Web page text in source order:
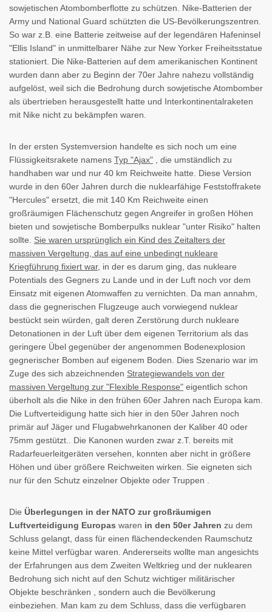
sowjetischen Atombomberflotte zu schützen. Nike-Batterien der
Army und National Guard schützten die US-Bevölkerungszentren.
So war z.B. eine Batterie zeitweise auf der legendären Hafeninsel
"Ellis Island" in unmittelbarer Nähe zur New Yorker Freiheitsstatue
stationiert. Die Nike-Batterien auf dem amerikanischen Kontinent
wurden dann aber zu Beginn der 70er Jahre nahezu vollständig
aufgelöst, weil sich die Bedrohung durch sowjetische Atombomber
als übertrieben herausgestellt hatte und Interkontinentalraketen
mit Nike nicht zu bekämpfen waren.
In der ersten Systemversion handelte es sich noch um eine
Flüssigkeitsrakete namens Typ "Ajax" , die umständlich zu
handhaben war und nur 40 km Reichweite hatte. Diese Version
wurde in den 60er Jahren durch die nuklearfähige Feststoffrakete
"Hercules" ersetzt, die mit 140 Km Reichweite einen
großräumigen Flächenschutz gegen Angreifer in großen Höhen
bieten und sowjetische Bomberpulks nuklear "unter Risiko" halten
sollte. Sie waren ursprünglich ein Kind des Zeitalters der
massiven Vergeltung, das auf eine unbedingt nukleare
Kriegführung fixiert war, in der es darum ging, das nukleare
Potentials des Gegners zu Lande und in der Luft noch vor dem
Einsatz mit eigenen Atomwaffen zu vernichten. Da man annahm,
dass die gegnerischen Flugzeuge auch vorwiegend nuklear
bestückt sein würden, galt deren Zerstörung durch nukleare
Detonationen in der Luft über dem eigenen Territorium als das
geringere Übel gegenüber der angenommen Bodenexplosion
gegnerischer Bomben auf eigenem Boden. Dies Szenario war im
Zuge des sich abzeichnenden Strategiewandels von der
massiven Vergeltung zur "Flexible Response" eigentlich schon
überholt als die Nike in den frühen 60er Jahren nach Europa kam.
Die Luftverteidigung hatte sich hier in den 50er Jahren noch
primär auf Jäger und Flugabwehrkanonen der Kaliber 40 oder
75mm gestützt.. Die Kanonen wurden zwar z.T. bereits mit
Radarfeuerleitgeräten versehen, konnten aber nicht in größere
Höhen und über größere Reichweiten wirken. Sie eigneten sich
nur für den Schutz einzelner Objekte oder Truppen .
Die Überlegungen in der NATO zur großräumigen
Luftverteidigung Europas waren in den 50er Jahren zu dem
Schluss gelangt, dass für einen flächendeckenden Raumschutz
keine Mittel verfügbar waren. Andererseits wollte man angesichts
der Erfahrungen aus dem Zweiten Weltkrieg und der nuklearen
Bedrohung sich nicht auf den Schutz wichtiger militärischer
Objekte beschränken , sondern auch die Bevölkerung
einbeziehen. Man kam zu dem Schluss, dass die verfügbaren